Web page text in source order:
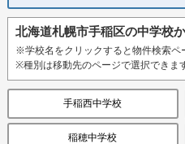
北海道札幌市手稲区の中学校
※学校名をクリックすると物件検索ペ
※種別は移動先のページで選択できます
手稲西中学校
稲穂中学校